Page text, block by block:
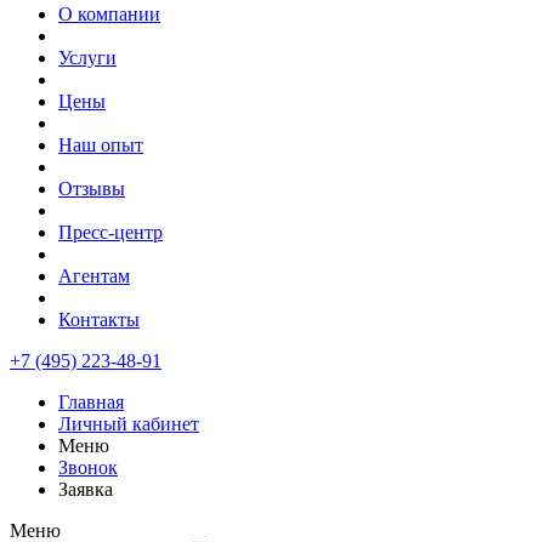
О компании
Услуги
Цены
Наш опыт
Отзывы
Пресс-центр
Агентам
Контакты
+7 (495) 223-48-91
Главная
Личный кабинет
Меню
Звонок
Заявка
Меню